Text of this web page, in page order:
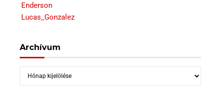
Enderson
Lucas_Gonzalez
Archívum
Archívum